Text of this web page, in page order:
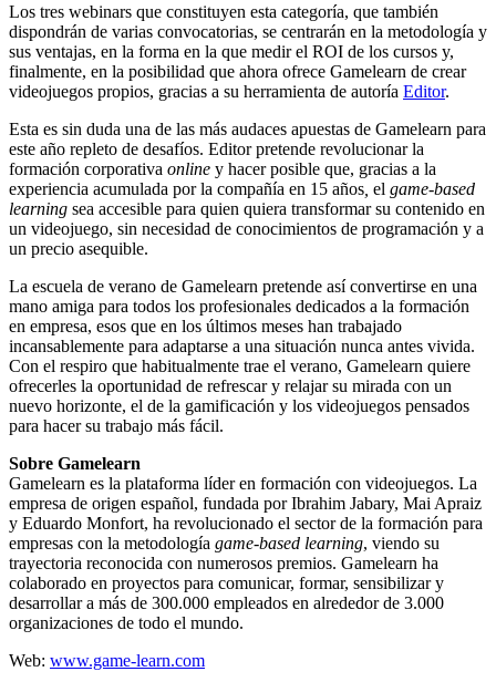
Los tres webinars que constituyen esta categoría, que también
dispondrán de varias convocatorias, se centrarán en la metodología y
sus ventajas, en la forma en la que medir el ROI de los cursos y,
finalmente, en la posibilidad que ahora ofrece Gamelearn de crear
videojuegos propios, gracias a su herramienta de autoría Editor.
Esta es sin duda una de las más audaces apuestas de Gamelearn para
este año repleto de desafíos. Editor pretende revolucionar la
formación corporativa online y hacer posible que, gracias a la
experiencia acumulada por la compañía en 15 años el game-based
learning sea accesible para quien quiera transformar su contenido en
un videojuego, sin necesidad de conocimientos de programación y a
un precio asequible.
La escuela de verano de Gamelearn pretende así convertirse en una
mano amiga para todos los profesionales dedicados a la formación
en empresa, esos que en los últimos meses han trabajado
incansablemente para adaptarse a una situación nunca antes vivida.
Con el respiro que habitualmente trae el verano, Gamelearn quiere
ofrecerles la oportunidad de refrescar y relajar su mirada con un
nuevo horizonte, el de la gamificación y los videojuegos pensados
para hacer su trabajo más fácil.
Sobre Gamelearn
Gamelearn es la plataforma líder en formación con videojuegos. La
empresa de origen español, fundada por Ibrahim Jabary, Mai Apraiz
y Eduardo Monfort, ha revolucionado el sector de la formación para
empresas con la metodología game-based learning, viendo su
trayectoria reconocida con numerosos premios. Gamelearn ha
colaborado en proyectos para comunicar, formar, sensibilizar y
desarrollar a más de 300.000 empleados en alrededor de 3.000
organizaciones de todo el mundo.
Web: www.game-learn.com